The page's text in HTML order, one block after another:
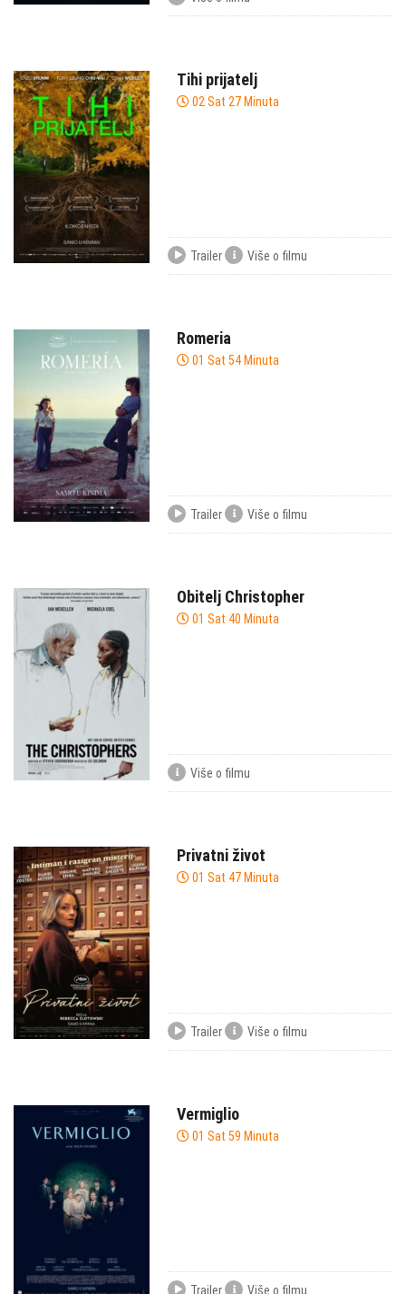
Tihi prijatelj
02 Sat 27 Minuta
Trailer Više o filmu
Romeria
01 Sat 54 Minuta
Trailer Više o filmu
Obitelj Christopher
01 Sat 40 Minuta
Više o filmu
Privatni život
01 Sat 47 Minuta
Trailer Više o filmu
Vermiglio
01 Sat 59 Minuta
Trailer Više o filmu